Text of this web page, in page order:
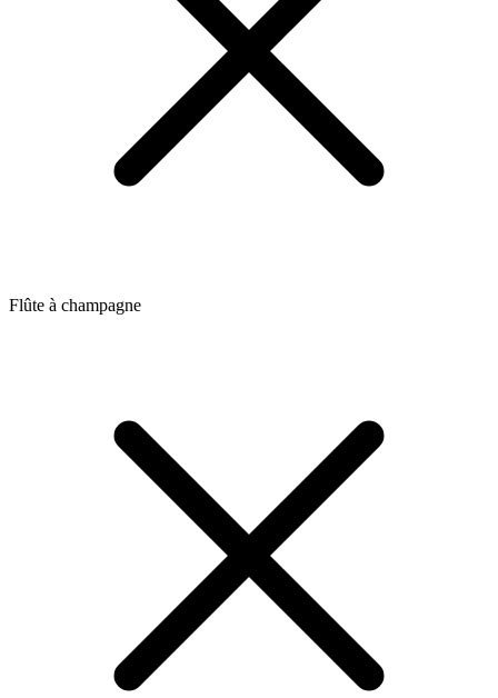
Flûte à champagne